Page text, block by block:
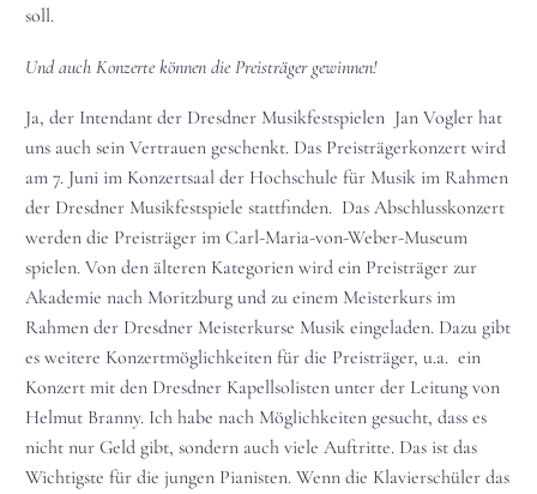
soll.
Und auch Konzerte können die Preisträger gewinnen!
Ja, der Intendant der Dresdner Musikfestspielen Jan Vogler hat
uns auch sein Vertrauen geschenkt. Das Preisträgerkonzert wird
am 7. Juni im Konzertsaal der Hochschule für Musik im Rahmen
der Dresdner Musikfestspiele stattfinden. Das Abschlusskonzert
werden die Preisträger im Carl-Maria-von-Weber-Museum
spielen. Von den älteren Kategorien wird ein Preisträger zur
Akademie nach Moritzburg und zu einem Meisterkurs im
Rahmen der Dresdner Meisterkurse Musik eingeladen. Dazu gibt
es weitere Konzertmöglichkeiten für die Preisträger, u.a. ein
Konzert mit den Dresdner Kapellsolisten unter der Leitung von
Helmut Branny. Ich habe nach Möglichkeiten gesucht, dass es
nicht nur Geld gibt, sondern auch viele Auftritte. Das ist das
Wichtigste für die jungen Pianisten. Wenn die Klavierschüler das